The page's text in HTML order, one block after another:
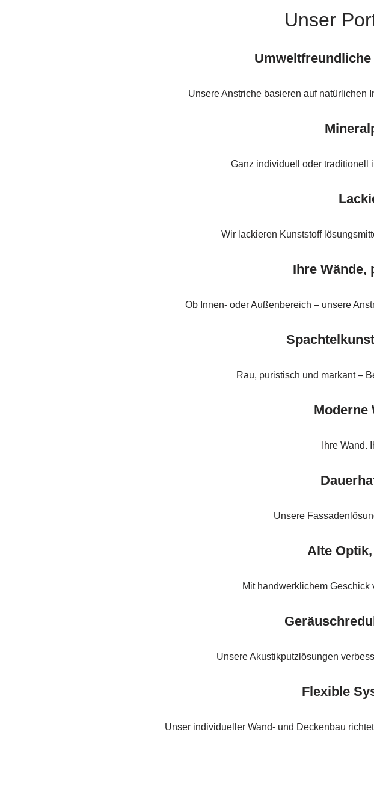
Unser
Unsere Anstriche basieren auf natürlichen
Ganz individuell oder traditionell
Wir lackieren Kunststoff
Ihre Wände,
Ob Innen- oder Außenbereich – unsere
Rau, puristisch und markant –
Moderne
Ihre Wand.
Unsere
Alte
Mit handwerklichem
Unsere Akustikputzlösungen
Flexible
Unser individueller Wand- und Deckenbau